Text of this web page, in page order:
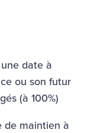
date à
ou son futur
(à 100%)
de maintien à